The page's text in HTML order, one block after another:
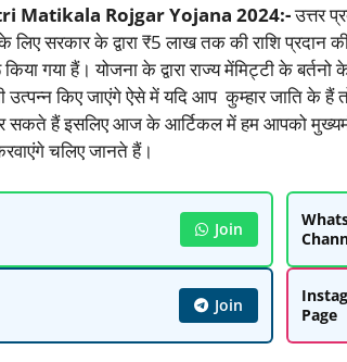
Matikala Rojgar Yojana 2024:-उत्तर
सरकार के द्वारा ₹5 लाख तक की राशि प्रदान
गया हैं। योजना के द्वारा राज्य मेंमिट्टी के
उत्पन्न किए जाएंगे ऐसे में यदि आप कुम्हार जाति के
हैं इसलिए आज के आर्टिकल में हम आपको
चलिए जानते हैं।
Join
Join
Page